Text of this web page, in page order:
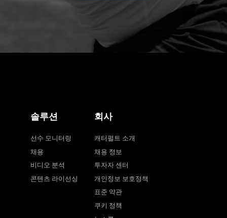
솔루션
선수 모니터링
채용
비디오 분석
콘텐츠 라이선싱
회사
캐터펄트 소개
채용 정보
투자자 센터
개인정보 보호정책
표준 약관
쿠키 정책